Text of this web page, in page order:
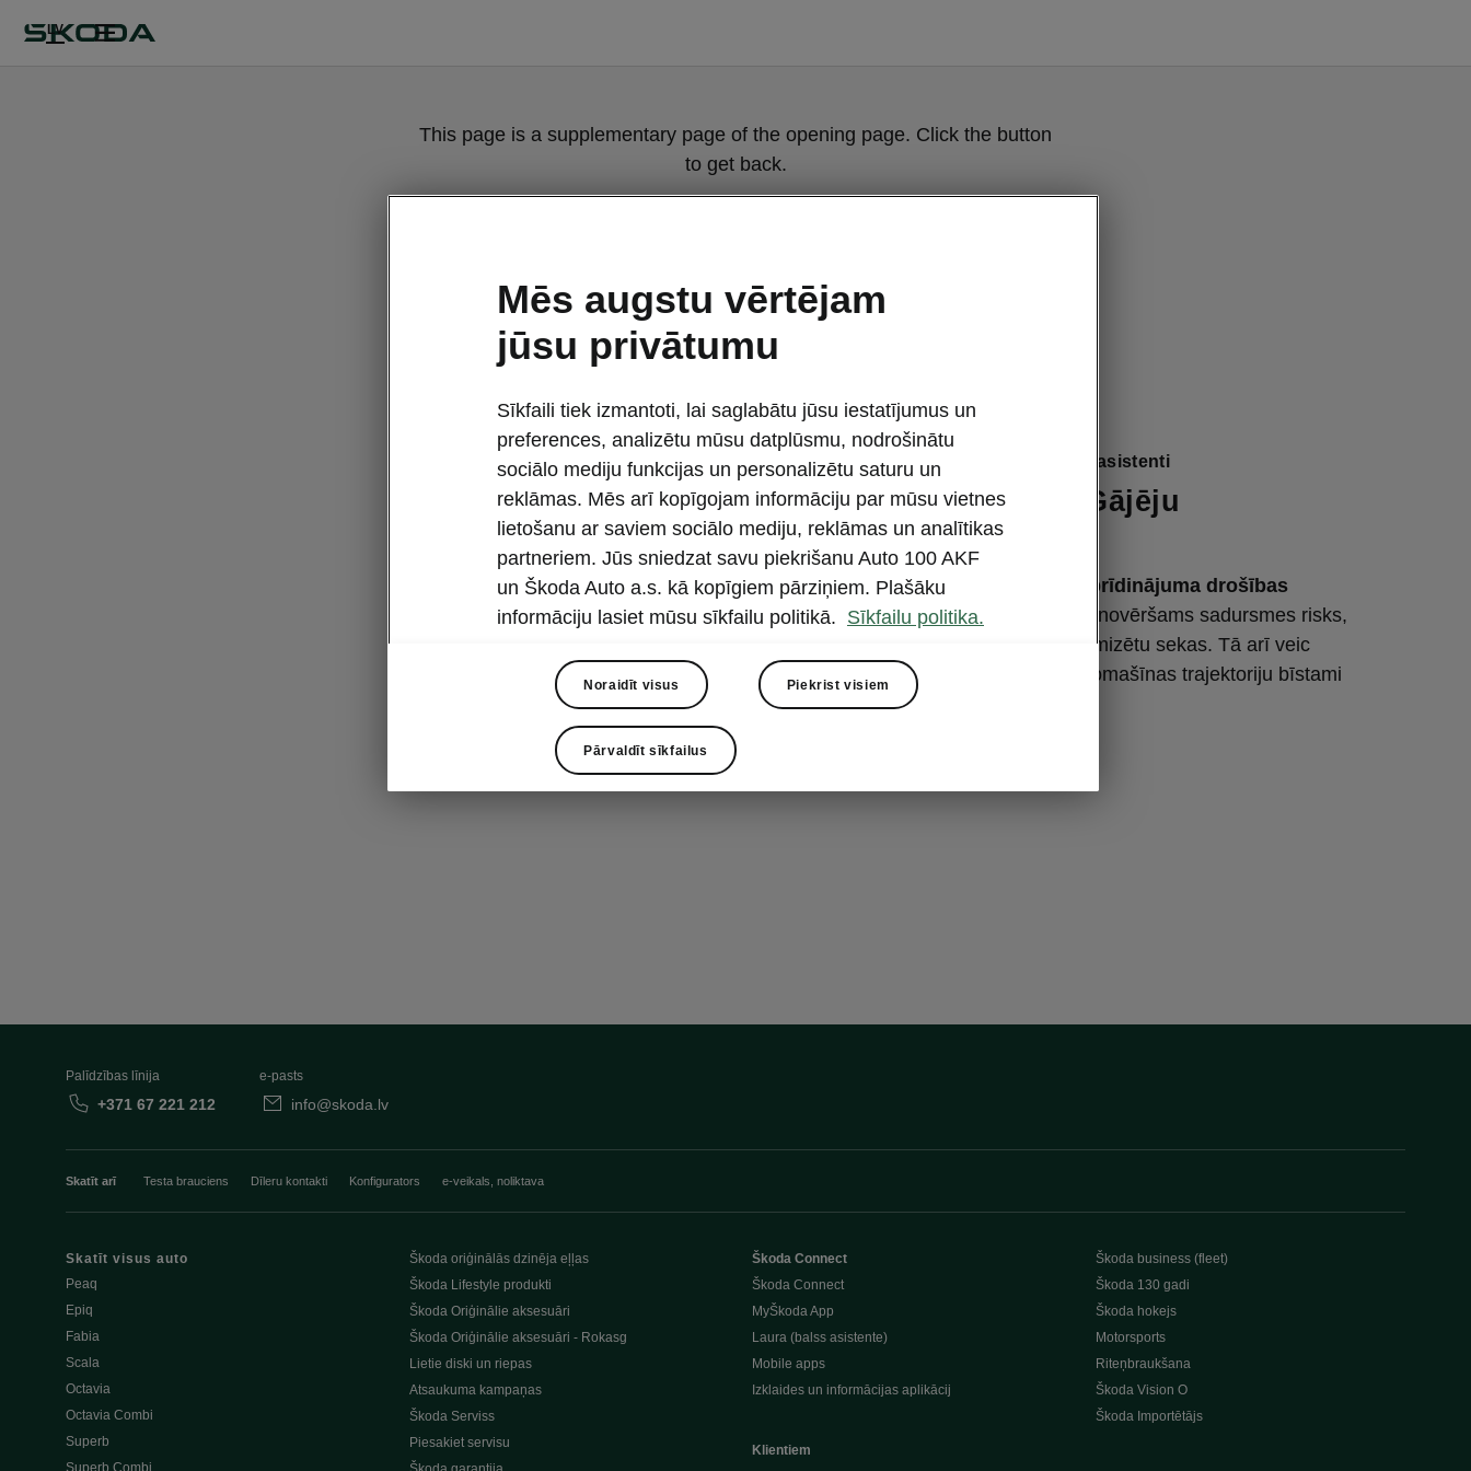
LV
This page is a supplementary page of the opening page. Click the button
to get back.
Scala Monte Carlo drošības asistenti
Front Assist ar Gājēju
aizsardzību
Front Assist ir
sadursmes brīdinājuma drošības
sistēma. Ja tiek noteikta nenovēršams sadursmes risks,
tā pielieto bremzes, lai minimizētu sekas. Tā arī veic
ārkārtas apstāšanos, ja automašīnas trajektoriju bīstami
cenšas šķērsot gājējs.
Palīdzības līnija
+371 67 221 212
e-pasts
info@skoda.lv
Skatīt arī Testa brauciens Dīleru kontakti Konfigurators e-veikals, noliktava
Skatīt visus auto
Peaq
Epiq
Fabia
Scala
Octavia
Octavia Combi
Superb
Superb Combi
Škoda oriģinālās dzinēja eļļas
Škoda Lifestyle produkti
Škoda Oriģinālie aksesuāri
Škoda Oriģinālie aksesuāri - Rokasg
Lietie diski un riepas
Atsaukuma kampaņas
Škoda Serviss
Piesakiet servisu
Škoda Connect
Škoda Connect
MyŠkoda App
Laura (balss asistente)
Mobile apps
Izklaides un informācijas aplikācij
Klientiem
Škoda business (fleet)
Škoda 130 gadi
Škoda hokejs
Motorsports
Riteņbraukšana
Škoda Vision O
Škoda Importētājs
Mēs augstu vērtējam
jūsu privātumu
Sīkfaili tiek izmantoti, lai saglabātu jūsu iestatījumus un
preferences, analizētu mūsu datplūsmu, nodrošinātu
sociālo mediju funkcijas un personalizētu saturu un
reklāmas. Mēs arī kopīgojam informāciju par mūsu vietnes
lietošanu ar saviem sociālo mediju, reklāmas un analītikas
partneriem. Jūs sniedzat savu piekrišanu Auto 100 AKF
un Škoda Auto a.s. kā kopīgiem pārziņiem. Plašāku
informāciju lasiet mūsu sīkfailu politikā. Sīkfailu politika.
Noraidīt visus Piekrist visiem
Pārvaldīt sīkfailus